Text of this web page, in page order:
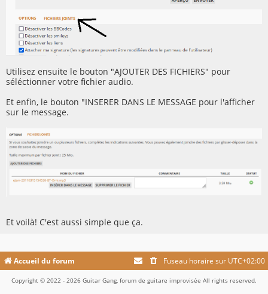
Utilisez ensuite le bouton "AJOUTER DES FICHIERS" pour
séléctionner votre fichier audio.
Et enfin, le bouton "INSERER DANS LE MESSAGE pour l'afficher
sur le message.
Et voilà! C'est aussi simple que ça.
Accueil du forum Fuseau horaire sur UTC+02:00
Copyright © 2022 - 2026 Guitar Gang, forum de guitare improvisée All rights reserved.